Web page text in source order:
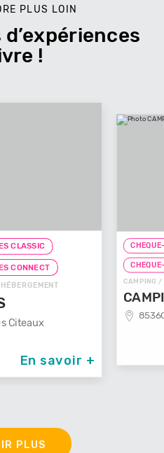
PLUS LOIN
!
CLASSIC
CONNECT
Citeaux
En savoir +
CAMPING /
PLUS